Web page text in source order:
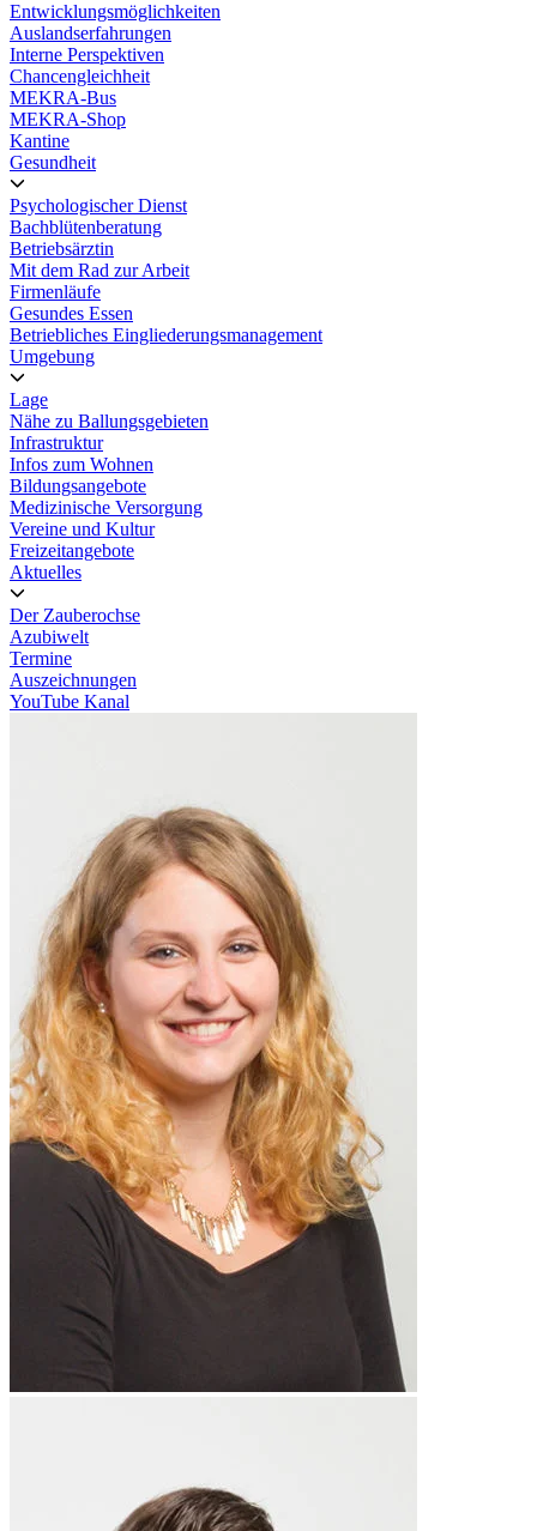
Entwicklungsmöglichkeiten
Auslandserfahrungen
Interne Perspektiven
Chancengleichheit
MEKRA-Bus
MEKRA-Shop
Kantine
Gesundheit
Psychologischer Dienst
Bachblütenberatung
Betriebsärztin
Mit dem Rad zur Arbeit
Firmenläufe
Gesundes Essen
Betriebliches Eingliederungsmanagement
Umgebung
Lage
Nähe zu Ballungsgebieten
Infrastruktur
Infos zum Wohnen
Bildungsangebote
Medizinische Versorgung
Vereine und Kultur
Freizeitangebote
Aktuelles
Der Zauberochse
Azubiwelt
Termine
Auszeichnungen
YouTube Kanal